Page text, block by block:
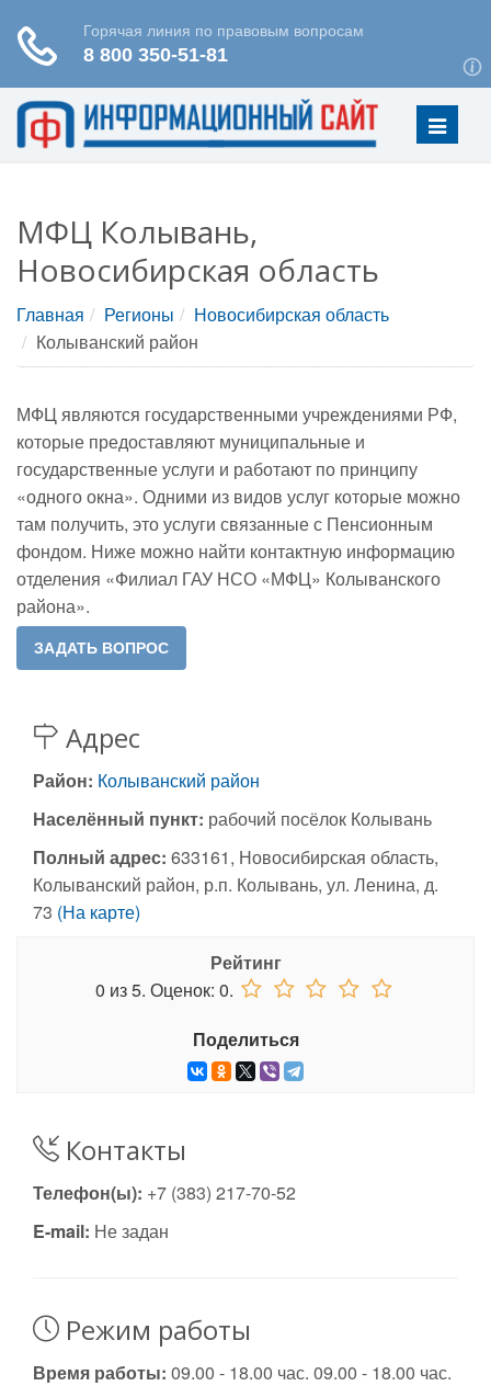
Меню
МФЦ Колывань,
Новосибирская область
Главная Регионы
Новосибирская область
Колыванский район
МФЦ являются государственными учреждениями РФ,
которые предоставляют муниципальные и
государственные услуги и работают по принципу
«одного окна». Одними из видов услуг которые можно
там получить, это услуги связанные с Пенсионным
фондом. Ниже можно найти контактную информацию
отделения «Филиал ГАУ НСО «МФЦ» Колыванского
района».
Адрес
Район: Колыванский район
Населённый пункт: рабочий посёлок Колывань
Полный адрес: 633161, Новосибирская область,
Колыванский район, р.п. Колывань, ул. Ленина, д.
73 (На карте)
Рейтинг
0 из5. Оценок: 0.
Поделиться
Контакты
Телефон(ы): +7 (383) 217-70-52
E-mail: Не задан
Режим работы
Время работы: 09.00 - 18.00 час. 09.00 - 18.00 час.